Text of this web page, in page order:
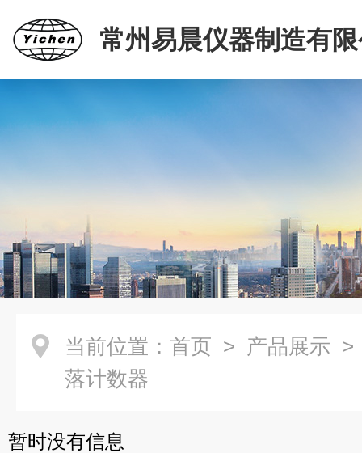
常州易晨仪器制造有
当前位置： 首页 > 产品展示
落计数器
暂时没有信息